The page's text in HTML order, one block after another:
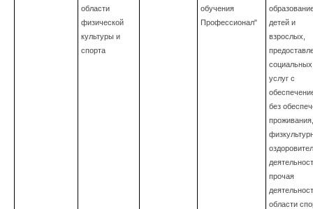
области
физической
культуры и
спорта
обучения
Профессионал"
детей и
взрослых,
социальных
услуг с
без
проживания,
прочая
области